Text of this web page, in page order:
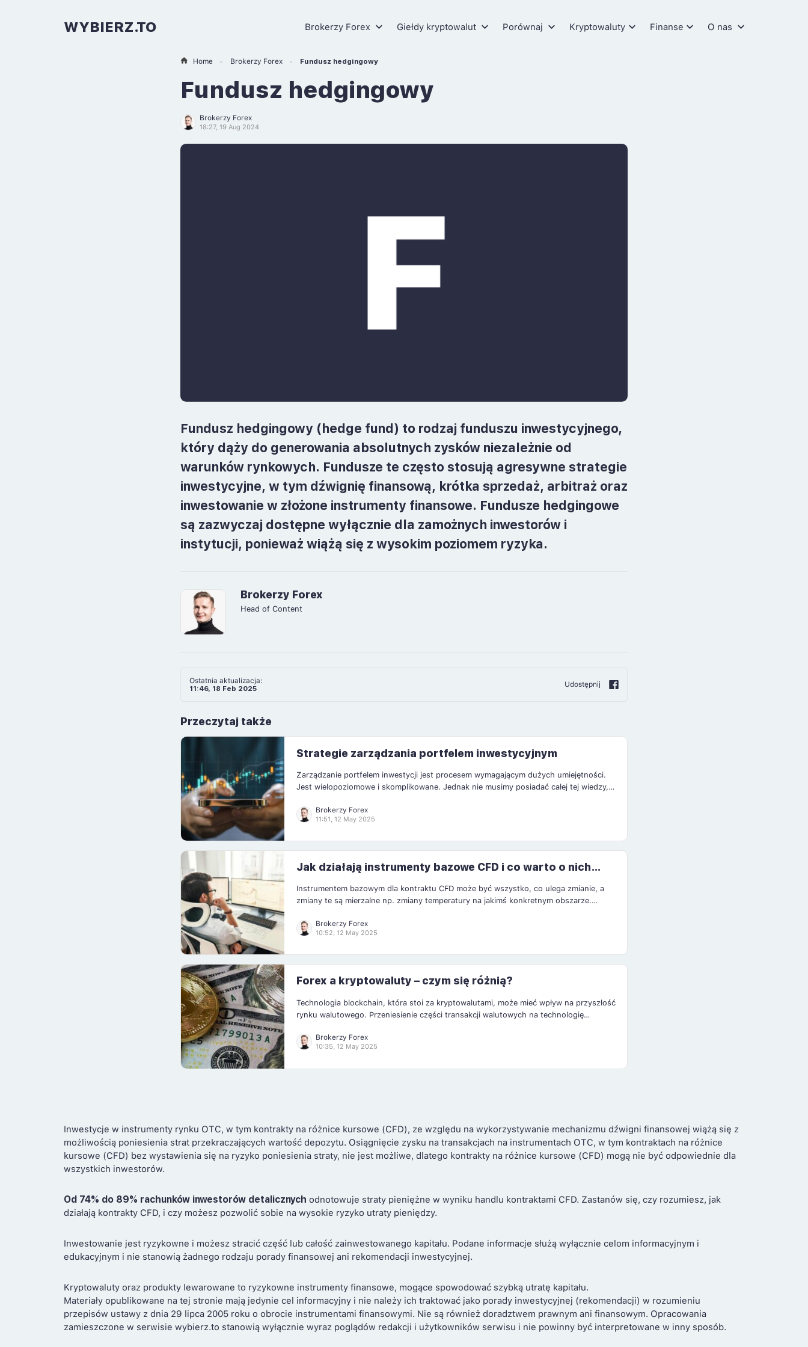
WYBIERZ.TO Brokerzy Forex Giełdy kryptowalut Porównaj Kryptowaluty Finanse O nas
Home Brokerzy Forex Fundusz hedgingowy
Fundusz hedgingowy
Brokerzy Forex
18:27, 19 Aug 2024
Fundusz hedgingowy (hedge fund) to rodzaj funduszu inwestycyjnego,
który dąży do generowania absolutnych zysków niezależnie od
warunków rynkowych. Fundusze te często stosują agresywne strategie
inwestycyjne, w tym dźwignię finansową, krótka sprzedaż, arbitraż oraz
inwestowanie w złożone instrumenty finansowe. Fundusze hedgingowe
są zazwyczaj dostępne wyłącznie dla zamożnych inwestorów i
instytucji, ponieważ wiążą się z wysokim poziomem ryzyka.
Brokerzy Forex
Head of Content
Ostatnia aktualizacja:
11:46, 18 Feb 2025
Udostępnij
Przeczytaj także
Strategie zarządzania portfelem inwestycyjnym
Zarządzanie portfelem inwestycji jest procesem wymagającym dużych umiejętności.
Jest wielopoziomowe i skomplikowane. Jednak nie musimy posiadać całej tej wiedzy,
Dywersyfikacja Dywersyfikacja to kluczowa strategia zarządzania portfelem inwestycji,
która polega na rozproszeniu kapitału na różne klasy […]
Brokerzy Forex
11:51, 12 May 2025
Jak działają instrumenty bazowe CFD i co warto o nich
Instrumentem bazowym dla kontraktu CFD może być wszystko, co ulega zmianie, a
zmiany te są mierzalne np. zmiany temperatury na jakimś konkretnym obszarze.
to, w jakim kierunku pójdzie zmiana, prawdopodobnie […]
Brokerzy Forex
10:52, 12 May 2025
Forex a kryptowaluty – czym się różnią?
Technologia blockchain, która stoi za kryptowalutami, może mieć wpływ na przyszłość
rynku walutowego. Przeniesienie części transakcji walutowych na technologię
kryptowalut ma potencjał, by zmienić sposób, w jaki funkcjonuje tradycyjny rynek
Forex. Rosnąca popularność […]
Brokerzy Forex
10:35, 12 May 2025
Inwestycje w instrumenty rynku OTC, w tym kontrakty na różnice kursowe (CFD), ze względu na wykorzystywanie mechanizmu dźwigni finansowej wiążą się z
możliwością poniesienia strat przekraczających wartość depozytu. Osiągnięcie zysku na transakcjach na instrumentach OTC, w tym kontraktach na różnice
kursowe (CFD) bez wystawienia się na ryzyko poniesienia straty, nie jest możliwe, dlatego kontrakty na różnice kursowe (CFD) mogą nie być odpowiednie dla
wszystkich inwestorów.
Od 74% do 89% rachunków inwestorów detalicznych odnotowuje straty pieniężne w wyniku handlu kontraktami CFD. Zastanów się, czy rozumiesz, jak
działają kontrakty CFD, i czy możesz pozwolić sobie na wysokie ryzyko utraty pieniędzy.
Inwestowanie jest ryzykowne i możesz stracić część lub całość zainwestowanego kapitału. Podane informacje służą wyłącznie celom informacyjnym i
edukacyjnym i nie stanowią żadnego rodzaju porady finansowej ani rekomendacji inwestycyjnej.
Kryptowaluty oraz produkty lewarowane to ryzykowne instrumenty finansowe, mogące spowodować szybką utratę kapitału.
Materiały opublikowane na tej stronie mają jedynie cel informacyjny i nie należy ich traktować jako porady inwestycyjnej (rekomendacji) w rozumieniu
przepisów ustawy z dnia 29 lipca 2005 roku o obrocie instrumentami finansowymi. Nie są również doradztwem prawnym ani finansowym. Opracowania
zamieszczone w serwisie wybierz.to stanowią wyłącznie wyraz poglądów redakcji i użytkowników serwisu i nie powinny być interpretowane w inny sposób.